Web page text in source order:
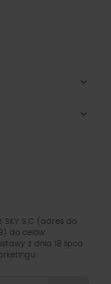


S.C (adres do
do celów
z dnia 18 lipca